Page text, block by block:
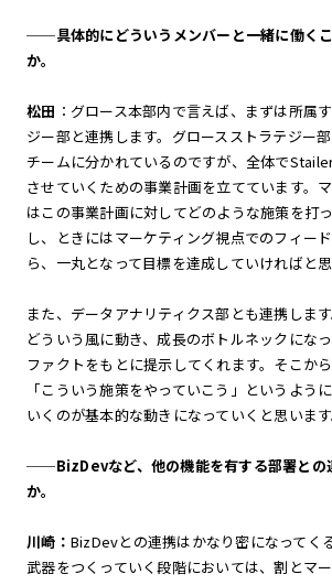
──具体的にどういうメンバーと一緒に働く
か。
松田 ：グロース本部内で言えば、まずは所属
ジー部と連携します。グロースストラテジー
チームに分かれているのですが、全体で
させていくための事業計画を立てています。
はこの事業計画に対してどのような施策を打
し、ときにはマーケティング視点でのフィー
ら、一丸となって目標を達成していければと思
また、データアナリティクス部とも連携しま
どういう風に動き、成長のボトルネックにな
ファクトをもとに提示してくれます。そこか
「こういう施策をやっていこう」というよう
いくのが基本的な動きになっていくと思います
──BizDevなど、他の機能を有する部署との
か。
川崎： BizDevとの連携はかなり密になってく
武器をつくっていく段階においては、割とマ